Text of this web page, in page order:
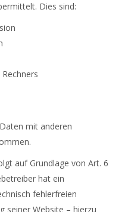
Dies sind:
mit anderen
auf Grundlage von Art. 6
hat ein
fehlerfreien
seiner Website – hierzu